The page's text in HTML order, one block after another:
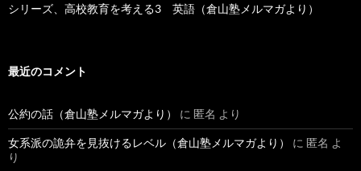
シリーズ、高校教育を考える3 英語（倉山塾メルマガより）
最近のコメント
公約の話（倉山塾メルマガより） に 匿名 より
女系派の詭弁を見抜けるレベル（倉山塾メルマガより） に 匿名 よ
り